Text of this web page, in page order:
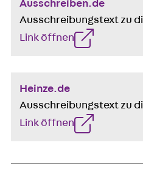
Ausschreiben.de
Ausschreibungstext zu
Link öffnen
Heinze.de
Ausschreibungstext zu
Link öffnen